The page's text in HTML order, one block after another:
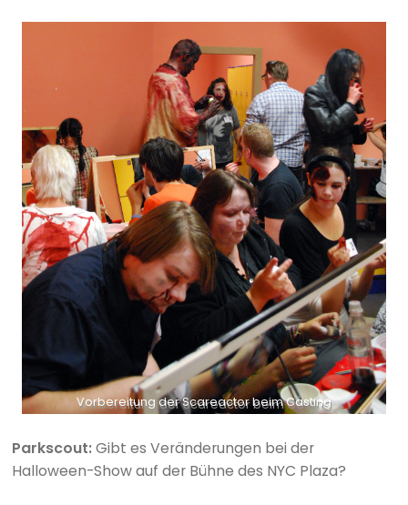
Vorbereitung der Scareactor beim Casting
Parkscout:Gibt es Veränderungen bei der
Halloween-Show auf der Bühne des NYC Plaza?